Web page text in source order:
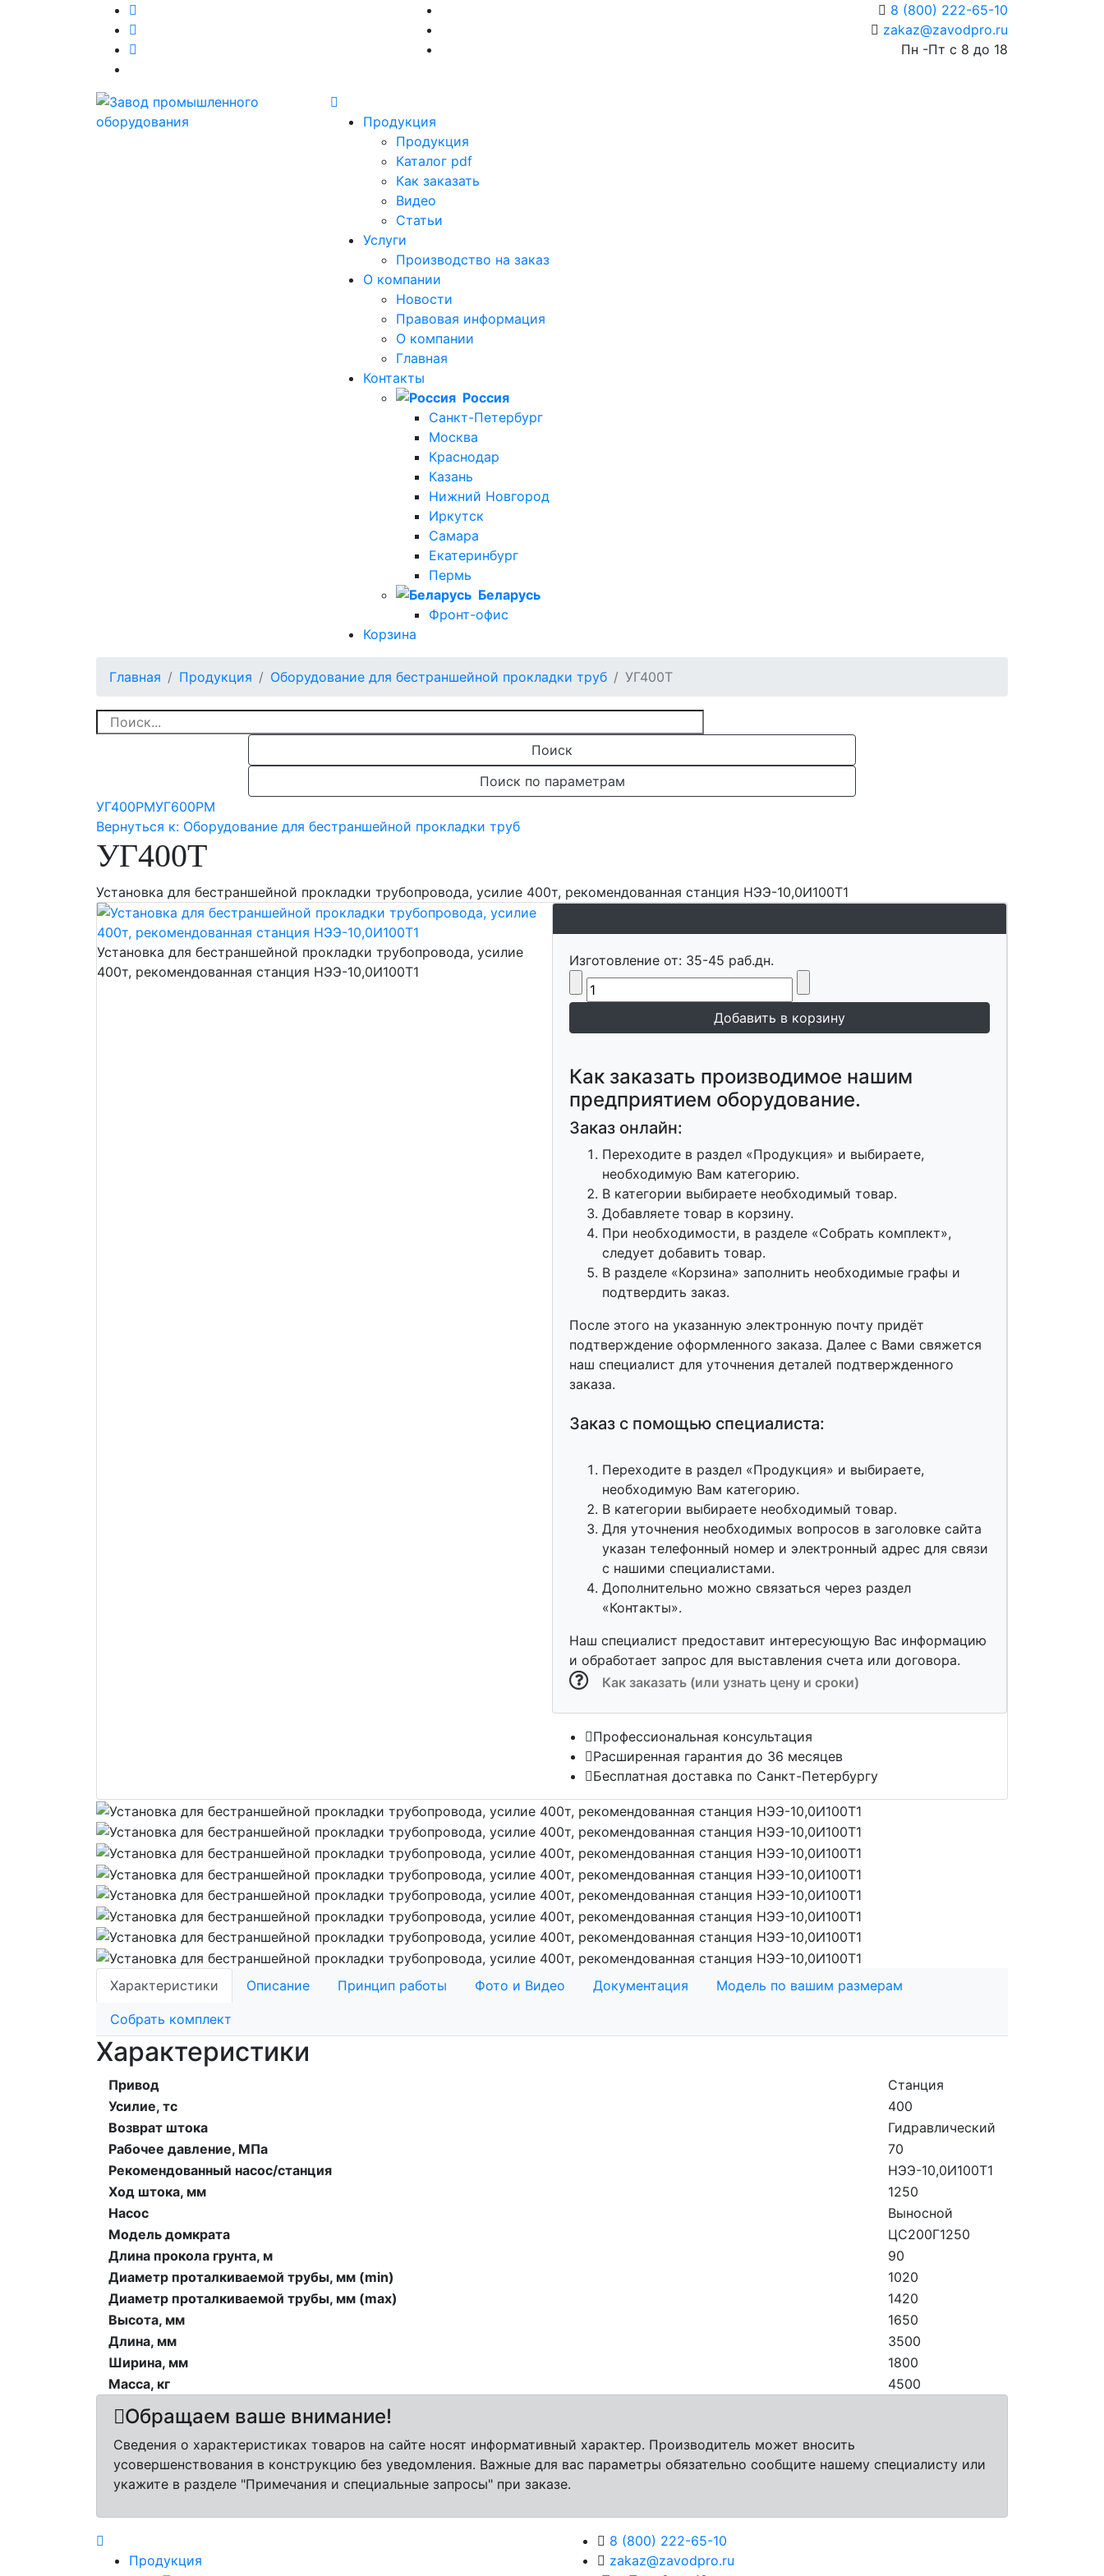
8 (800) 222-65-10
Пн -Пт с 8 до 18
Продукция
Продукция
Каталог pdf
Как заказать
Видео
Статьи
Услуги
Производство на заказ
О компании
Новости
Правовая информация
О компании
Главная
Контакты
Россия
Санкт-Петербург
Москва
Краснодар
Казань
Нижний Новгород
Иркутск
Самара
Екатеринбург
Пермь
Беларусь
Фронт-офис
Корзина
Главная Продукция Оборудование для бестраншейной прокладки труб УГ400Т
Поиск
Поиск по параметрам
УГ400РМУГ600РМ
Вернуться к: Оборудование для бестраншейной прокладки труб
УГ400Т
Установка для бестраншейной прокладки трубопровода, усилие 400т, рекомендованная станция НЭЭ-10,0И100Т1
Установка для бестраншейной прокладки трубопровода, усилие
400т, рекомендованная станция НЭЭ-10,0И100Т1
Изготовление от: 35-45 раб.дн.
Как заказать производимое нашим
предприятием оборудование.
Заказ онлайн:
Переходите в раздел «Продукция» и выбираете,
необходимую Вам категорию.
В категории выбираете необходимый товар.
Добавляете товар в корзину.
При необходимости, в разделе «Собрать комплект»,
следует добавить товар.
В разделе «Корзина» заполнить необходимые графы и
подтвердить заказ.
После этого на указанную электронную почту придёт
подтверждение оформленного заказа. Далее с Вами свяжется
наш специалист для уточнения деталей подтвержденного
заказа.
Заказ с помощью специалиста:
Переходите в раздел «Продукция» и выбираете,
необходимую Вам категорию.
В категории выбираете необходимый товар.
Для уточнения необходимых вопросов в заголовке сайта
указан телефонный номер и электронный адрес для связи
с нашими специалистами.
Дополнительно можно связаться через раздел
«Контакты».
Наш специалист предоставит интересующую Вас информацию
и обработает запрос для выставления счета или договора.
Как заказать (или узнать цену и сроки)
Профессиональная консультация
Расширенная гарантия до 36 месяцев
Бесплатная доставка по Санкт-Петербургу
Характеристики Описание Принцип работы Фото и Видео Документация Модель по вашим размерам
Собрать комплект
Характеристики
Привод
Станция
Усилие, тс
400
Возврат штока
Гидравлический
Рабочее давление, МПа
70
Рекомендованный насос/станция
НЭЭ-10,0И100Т1
Ход штока, мм
1250
Насос
Выносной
Модель домкрата
ЦС200Г1250
Длина прокола грунта, м
90
Диаметр проталкиваемой трубы, мм (min)
1020
Диаметр проталкиваемой трубы, мм (max)
1420
Высота, мм
1650
Длина, мм
3500
Ширина, мм
1800
Масса, кг
4500
Обращаем ваше внимание!
Сведения о характеристиках товаров на сайте носят информативный характер. Производитель может вносить
усовершенствования в конструкцию без уведомления. Важные для вас параметры обязательно сообщите нашему специалисту или
укажите в разделе "Примечания и специальные запросы" при заказе.
Продукция
8 (800) 222-65-10